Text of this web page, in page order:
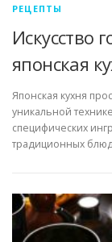
РЕЦЕПТЫ
Искусство
японская
Японская кухня
уникальной
специфических
традиционных